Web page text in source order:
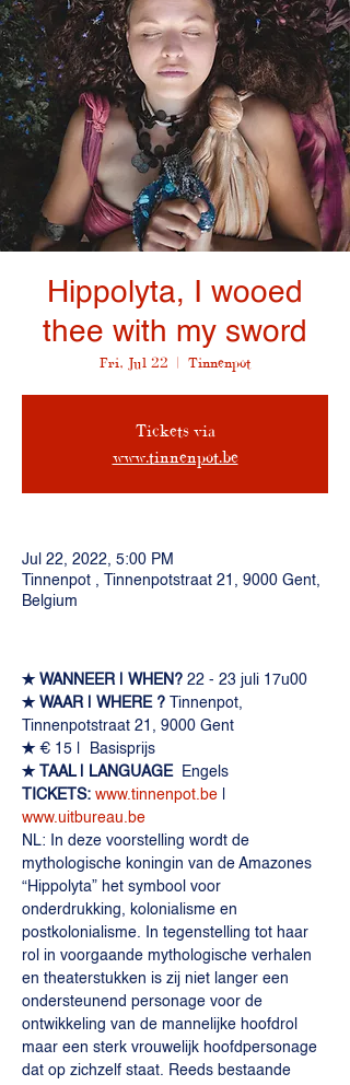
Hippolyta, I wooed
thee with my sword
Fri, Jul 22 Tinnenpot
Tickets via
www.tinnenpot.be
Jul 22, 2022, 5:00 PM
Tinnenpot , Tinnenpotstraat 21, 9000 Gent,
Belgium
✭ WANNEER | WHEN? 22 - 23 juli 17u00
✭ WAAR | WHERE ?
Tinnenpot,
Tinnenpotstraat 21, 9000 Gent
✭ € 15 |  Basisprijs
✭ TAAL | LANGUAGE
Engels
TICKETS: www.tinnenpot.be
www.uitbureau.be
NL: In deze voorstelling wordt de
mythologische koningin van de Amazones
“Hippolyta” het symbool voor
onderdrukking, kolonialisme en
postkolonialisme. In tegenstelling tot haar
rol in voorgaande mythologische verhalen
en theaterstukken is zij niet langer een
ondersteunend personage voor de
ontwikkeling van de mannelijke hoofdrol
maar een sterk vrouwelijk hoofdpersonage
dat op zichzelf staat. Reeds bestaande